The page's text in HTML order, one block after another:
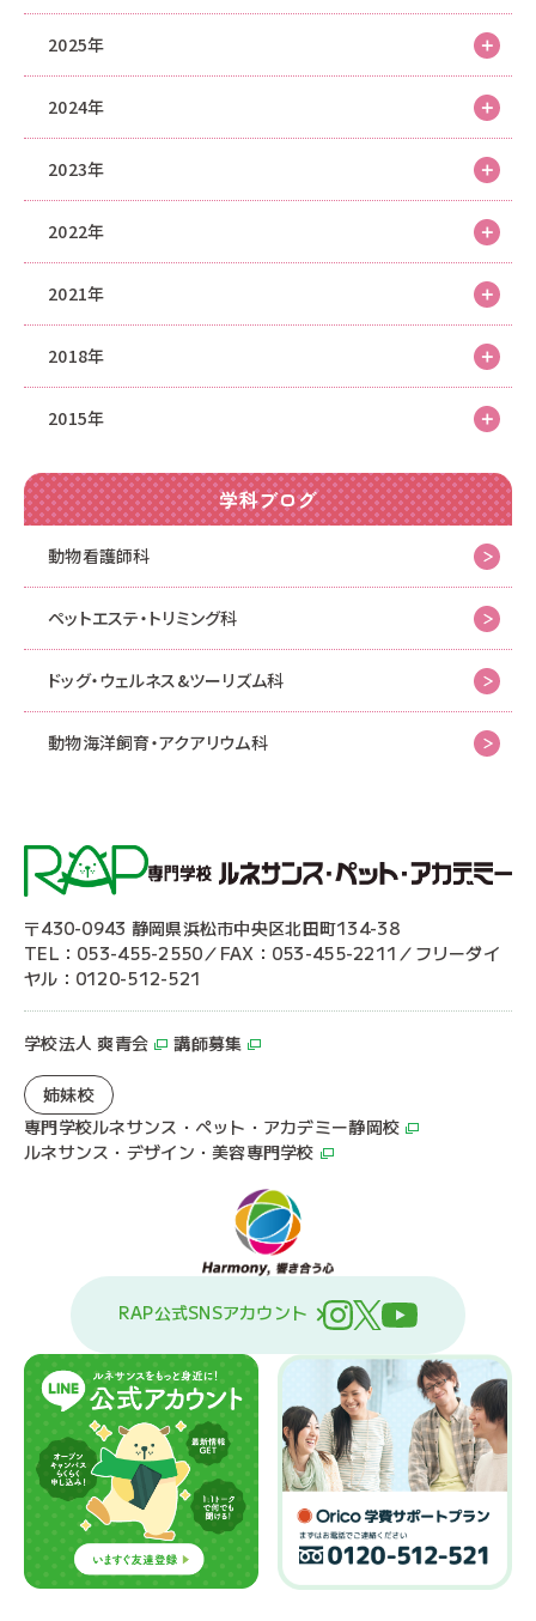
2025年
2024年
2023年
2022年
2021年
2018年
2015年
学科ブログ
動物看護師科
ペットエステ・トリミング科
ドッグ・ウェルネス&ツーリズム科
動物海洋飼育・アクアリウム科
〒430-0943 静岡県浜松市中央区北田町134-38
TEL：053-455-2550／FAX：053-455-2211／フリーダイ
ヤル：0120-512-521
学校法人 爽青会 講師募集
姉妹校
専門学校ルネサンス・ペット・アカデミー静岡校
ルネサンス・デザイン・美容専門学校
RAP公式SNSアカウント